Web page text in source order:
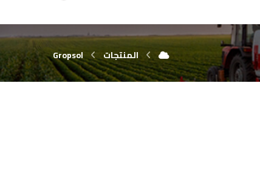
المنتجات Gropsol